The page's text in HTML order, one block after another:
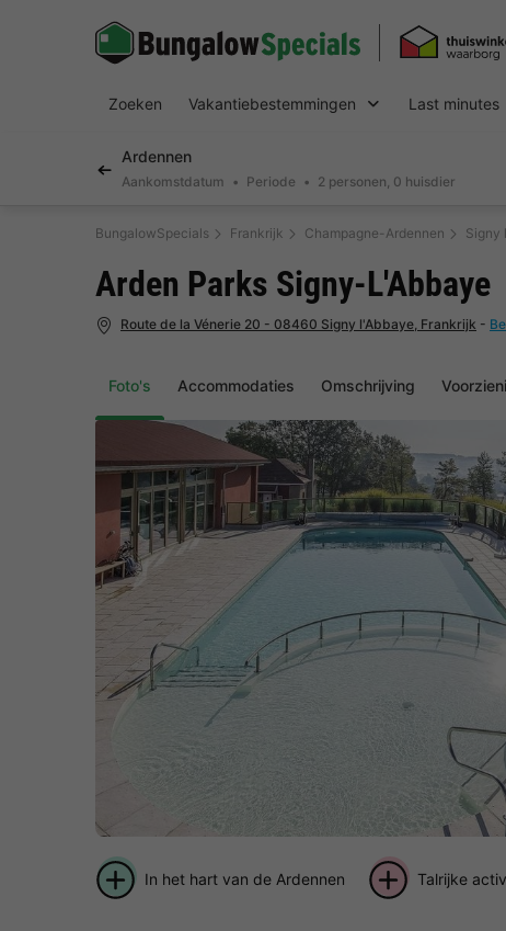
Zoeken Vakantiebestemmingen Last minutes
Ardennen
Aankomstdatum Periode 2 personen, 0 huisdier
BungalowSpecials Frankrijk Champagne-Ardennen Signy
Foto's Accommodaties Omschrijving
Arden Parks Signy-L'Abbaye
Route de la Vénerie 20 - 08460 Signy l'Abbaye, Frankrijk -
In het hart van de Ardennen Talrijke